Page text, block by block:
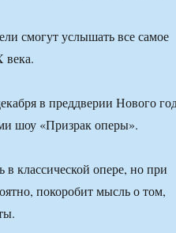
смогут услышать все самое
века.
в преддверии Нового
шоу «Призрак оперы».
классической опере, но при
покоробит мысль о том,